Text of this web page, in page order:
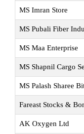
MS Imran Store
MS Pubali Fiber
MS Maa Enterprise
MS Shapnil Cargo
MS Palash Sharee
Fareast Stocks &
AK Oxygen Ltd